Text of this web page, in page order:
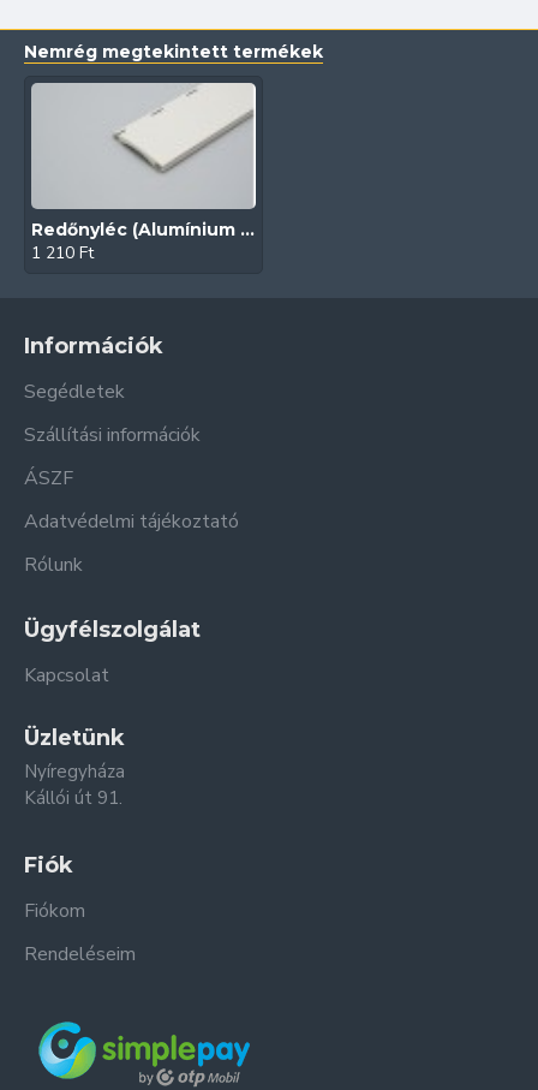
Nemrég megtekintett termékek
Redőnyléc (Alumínium | 45 mm | Krémfehér)
1 210 Ft
Információk
Segédletek
Szállítási információk
ÁSZF
Adatvédelmi tájékoztató
Rólunk
Ügyfélszolgálat
Kapcsolat
Üzletünk
Nyíregyháza
Kállói út 91.
Fiók
Fiókom
Rendeléseim